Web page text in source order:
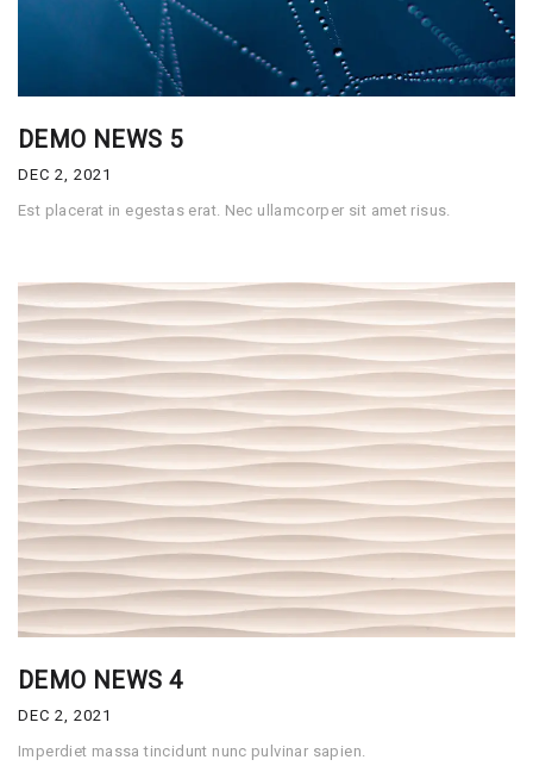
DEMO NEWS 5
DEC 2, 2021
Est placerat in egestas erat. Nec ullamcorper sit amet risus.
DEMO NEWS 4
DEC 2, 2021
Imperdiet massa tincidunt nunc pulvinar sapien.